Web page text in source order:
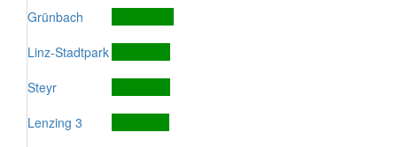
Grünbach
Linz-Stadtpark
Steyr
Lenzing 3